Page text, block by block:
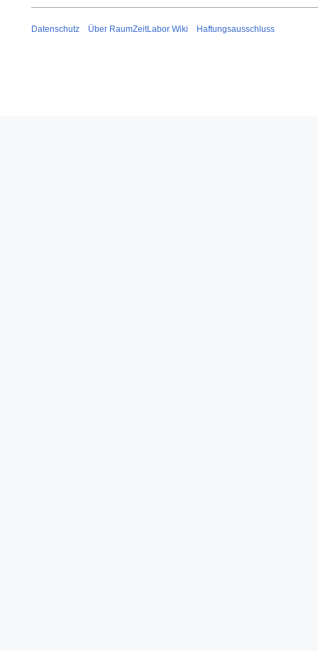
Datenschutz Über RaumZeitLabor Wiki Haftungsausschluss